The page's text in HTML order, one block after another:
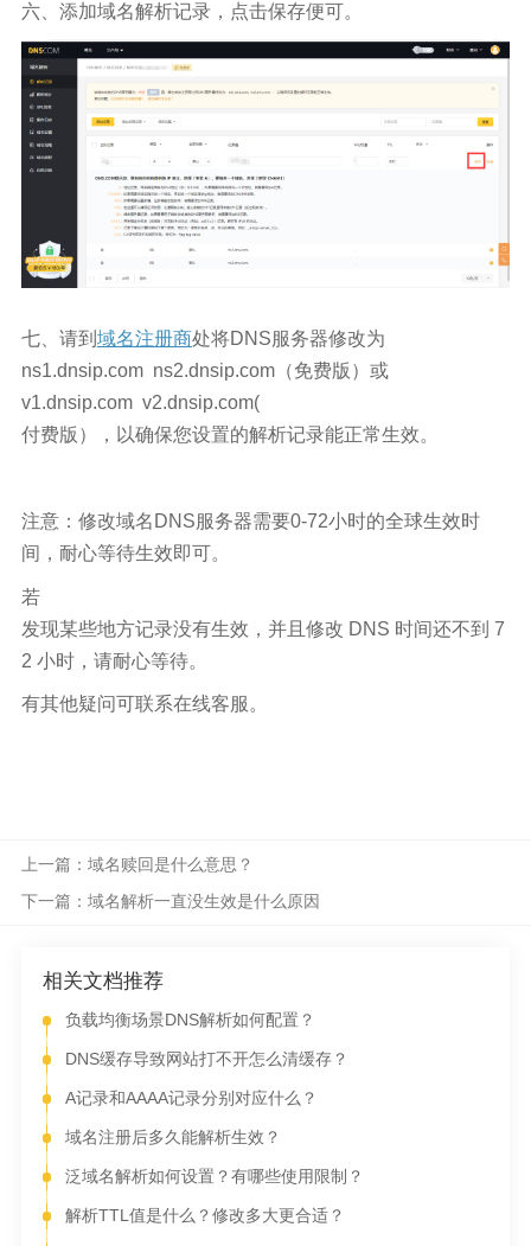
六、添加域名解析记录，点击保存便可。
七、请到 域名注册商处将DNS服务器修改为
ns1.dnsip.com ns2.dnsip.com（免费版）或
v1.dnsip.com v2.dnsip.com(
付费版），以确保您设置的解析记录能正常生效。
注意：修改域名 DNS服务器需要0-72小时的全球生效时
间，耐心等待生效即可。
若
发现某些地方记录没有生效，并且修改 DNS 时间还不到 7
2 小时，请耐心等待。
有其他疑问可联系在线客服。
上一篇：域名赎回是什么意思？
下一篇：域名解析一直没生效是什么原因
相关文档推荐
负载均衡场景DNS解析如何配置？
DNS缓存导致网站打不开怎么清缓存？
A记录和AAAA记录分别对应什么？
域名注册后多久能解析生效？
泛域名解析如何设置？有哪些使用限制？
解析TTL值是什么？修改多大更合适？